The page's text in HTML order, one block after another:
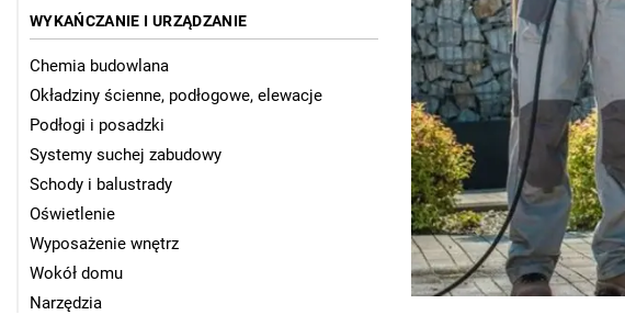
WYKAŃCZANIE I URZĄDZANIE
Chemia budowlana
Okładziny ścienne, podłogowe, elewacje
Podłogi i posadzki
Systemy suchej zabudowy
Schody i balustrady
Oświetlenie
Wyposażenie wnętrz
Wokół domu
Narzędzia